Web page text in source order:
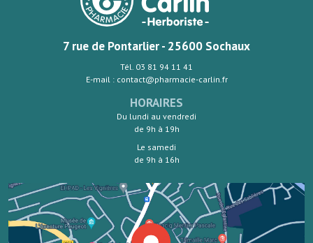
7 rue de Pontarlier - 25600 Sochaux
Tél. 03 81 94 11 41
E-mail : contact@pharmacie-carlin.fr
HORAIRES
Du lundi au vendredi
de 9h à 19h
Le samedi
de 9h à 16h